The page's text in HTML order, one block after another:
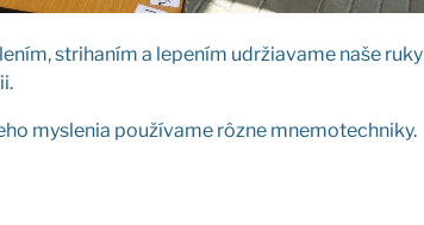
stri­ha­ním a lepe­ním udr­žia­va­me naše ruky
mys­le­nia pou­ží­va­me rôz­ne mne­mo­tech­ni­ky.